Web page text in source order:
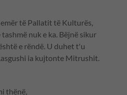
të Pallatit të Kulturës,
nuk e ka. Bëjnë sikur
e rëndë. U duhet t'u
ia kujtonte Mitrushit.
thënë,